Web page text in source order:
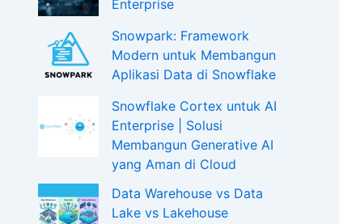
Enterprise
Snowpark: Framework
Modern untuk Membangun
Aplikasi Data di Snowflake
Snowflake Cortex untuk AI
Enterprise | Solusi
Membangun Generative AI
yang Aman di Cloud
Data Warehouse vs Data
Lake vs Lakehouse